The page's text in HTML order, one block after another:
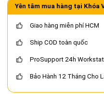
Yên tâm mua hàng tại Khóa
Giao hàng miễn phí HCM
Ship COD toàn quốc
ProSupport 24h
Bảo Hành 12 Tháng Cho